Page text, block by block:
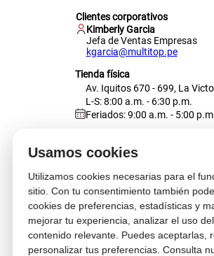
Usamos cookies
Utilizamos cookies necesarias para el
sitio. Con tu consentimiento también
cookies de preferencias, estadísticas y
mejorar tu experiencia, analizar el uso
contenido relevante. Puedes aceptarlas,
personalizar tus preferencias. Consulta
Clientes corporativos
Kimberly Garcia
Jefa de Ventas Empresas
kgarcia@multitop.pe
Tienda física
Av. Iquitos 670 - 699, La
L-S: 8:00 a.m. - 6:30 p.m.
Feriados: 9:00 a.m. - 5:00
Atención al cliente
Descubre más